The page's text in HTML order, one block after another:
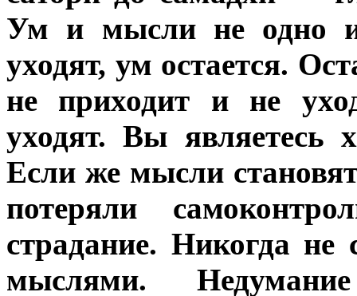
Ум и мысли не одно
уходят, ум остается.
не приходит и не
уходят. Вы
Если же мысли
потеряли
страдание. Никогда не
мыслями.